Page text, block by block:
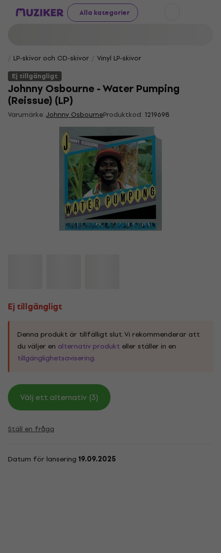
Alla kategorier
LP-skivor och CD-skivor
Vinyl LP-skivor
Ej tillgängligt
Johnny Osbourne - Water Pumping
(Reissue) (LP)
Varumärke:Johnny OsbourneProduktkod: 1219698
Ej tillgängligt
Denna produkt är tillfälligt slut. Vi rekommenderar att
du väljer en alternativ produkt eller ställer in en
tillgänglighetsavisering.
Välj ett alternativ (3)
Ställ en fråga
Datum för lansering 19.09.2025